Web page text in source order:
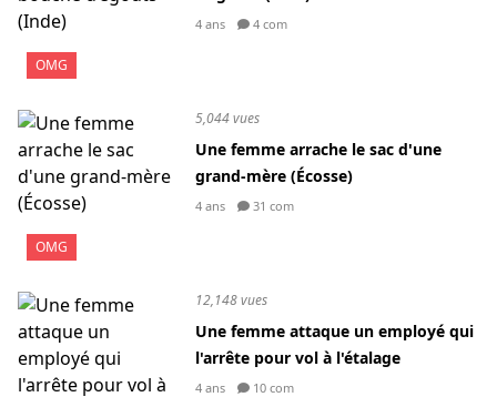
OMG
4 ans 4 com
OMG
5,044 vues
Une femme arrache le sac d'une
grand-mère (Écosse)
4 ans 31 com
12,148 vues
Une femme attaque un employé qui
l'arrête pour vol à l'étalage
4 ans 10 com